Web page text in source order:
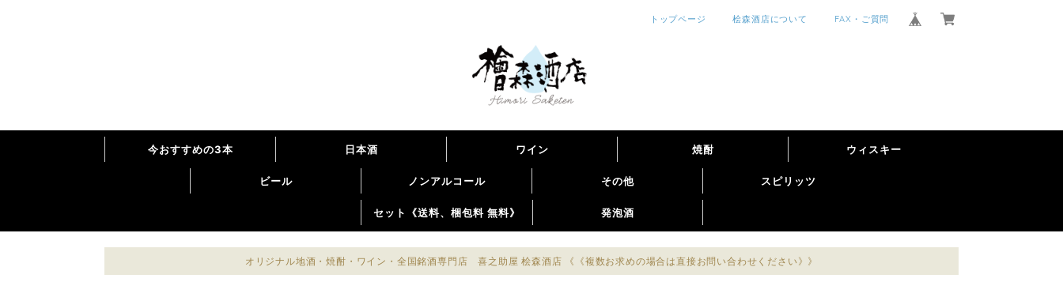
トップページ 桧森酒店について FAX・ご質問
今おすすめの3本 日本酒 ワイン 焼酎 ウィスキー
ビール ノンアルコール その他 スピリッツ
セット《送料、梱包料 無料》 発泡酒
オリジナル地酒・焼酎・ワイン・全国銘酒専門店 喜之助屋 桧森酒店 《《複数お求めの場合は直接お問い合わせください》》